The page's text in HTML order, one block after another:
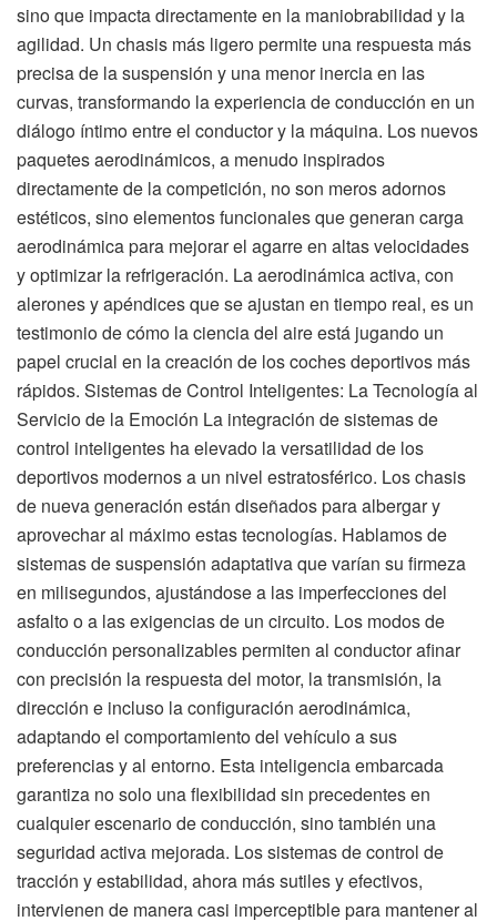
sino que impacta directamente en la maniobrabilidad y la
agilidad. Un chasis más ligero permite una respuesta más
precisa de la suspensión y una menor inercia en las
curvas, transformando la experiencia de conducción en un
diálogo íntimo entre el conductor y la máquina. Los nuevos
paquetes aerodinámicos, a menudo inspirados
directamente de la competición, no son meros adornos
estéticos, sino elementos funcionales que generan carga
aerodinámica para mejorar el agarre en altas velocidades
y optimizar la refrigeración. La aerodinámica activa, con
alerones y apéndices que se ajustan en tiempo real, es un
testimonio de cómo la ciencia del aire está jugando un
papel crucial en la creación de los coches deportivos más
rápidos. Sistemas de Control Inteligentes: La Tecnología al
Servicio de la Emoción La integración de sistemas de
control inteligentes ha elevado la versatilidad de los
deportivos modernos a un nivel estratosférico. Los chasis
de nueva generación están diseñados para albergar y
aprovechar al máximo estas tecnologías. Hablamos de
sistemas de suspensión adaptativa que varían su firmeza
en milisegundos, ajustándose a las imperfecciones del
asfalto o a las exigencias de un circuito. Los modos de
conducción personalizables permiten al conductor afinar
con precisión la respuesta del motor, la transmisión, la
dirección e incluso la configuración aerodinámica,
adaptando el comportamiento del vehículo a sus
preferencias y al entorno. Esta inteligencia embarcada
garantiza no solo una flexibilidad sin precedentes en
cualquier escenario de conducción, sino también una
seguridad activa mejorada. Los sistemas de control de
tracción y estabilidad, ahora más sutiles y efectivos,
intervienen de manera casi imperceptible para mantener al